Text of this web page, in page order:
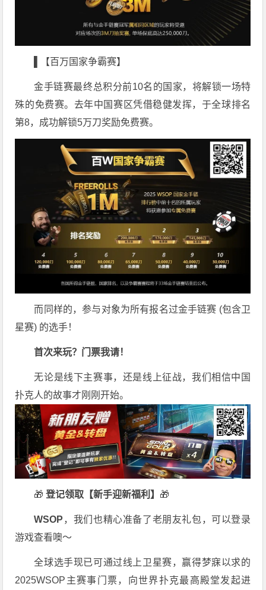
▌【百万国家争霸赛】
金手链赛最终总积分前10名的国家，将解锁一场特
殊的免费赛。去年中国赛区凭借稳健发挥，于全球排名
第8，成功解锁5万刀奖励免费赛。
而同样的，参与对象为所有报名过金手链赛 (包含卫
星赛) 的选手！
首次来玩？门票我请！
无论是线下主赛事，还是线上征战，我们相信中国
扑克人的故事才刚刚开始。
🎁 登记领取【新手迎新福利】 🎁
WSOP ，我们也精心准备了老朋友礼包，可以登录
游戏查看噢～
全球选手现已可通过线上卫星赛，赢得梦寐以求的
2025WSOP主赛事门票，向世界扑克最高殿堂发起进